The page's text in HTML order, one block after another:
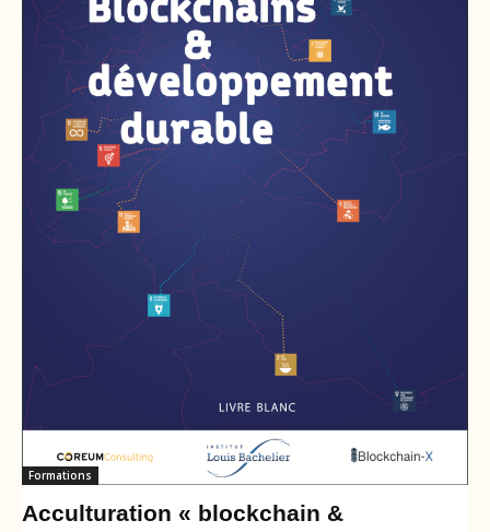
Formations
Acculturation « blockchain &